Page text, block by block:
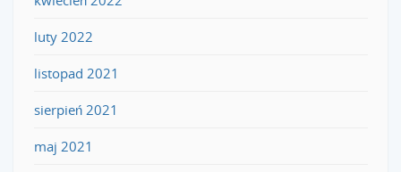
luty 2022
listopad 2021
sierpień 2021
maj 2021